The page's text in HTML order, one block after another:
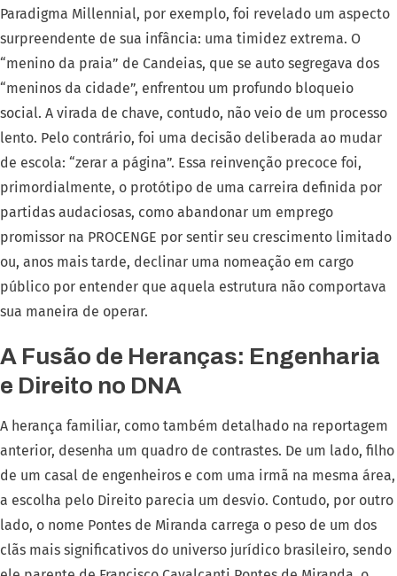
Paradigma Millennial, por exemplo, foi revelado um aspecto
surpreendente de sua infância: uma timidez extrema. O
“menino da praia” de Candeias, que se auto segregava dos
“meninos da cidade”, enfrentou um profundo bloqueio
social. A virada de chave, contudo, não veio de um processo
lento. Pelo contrário, foi uma decisão deliberada ao mudar
de escola: “zerar a página”. Essa reinvenção precoce foi,
primordialmente, o protótipo de uma carreira definida por
partidas audaciosas, como abandonar um emprego
promissor na PROCENGE por sentir seu crescimento limitado
ou, anos mais tarde, declinar uma nomeação em cargo
público por entender que aquela estrutura não comportava
sua maneira de operar.
A Fusão de Heranças: Engenharia
e Direito no DNA
A herança familiar, como também detalhado na reportagem
anterior, desenha um quadro de contrastes. De um lado, filho
de um casal de engenheiros e com uma irmã na mesma área,
a escolha pelo Direito parecia um desvio. Contudo, por outro
lado, o nome Pontes de Miranda carrega o peso de um dos
clãs mais significativos do universo jurídico brasileiro, sendo